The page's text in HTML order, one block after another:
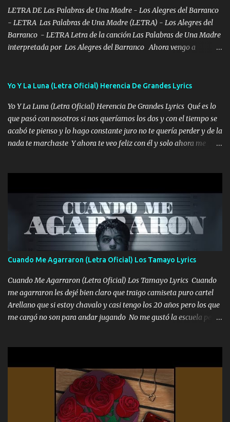
en corto me tiró a per...
LETRA DE Las Palabras de Una Madre - Los Alegres del Barranco
- LETRA Las Palabras de Una Madre (LETRA) - Los Alegres del
Barranco - LETRA Letra de la canción Las Palabras de Una Madre
interpretada por Los Alegres del Barranco Ahora vengo a
viento a su hijo y aunque ahora ya este con Dios el destino así lo
seguiré esperando hasta volvernos a vernos El recuerdo que yo
tengo de mi mente no se va, en mi corazón me llevo lo mismo que
tu papá, a veces me pongo triste porque no puedo mirarte, mas se
que tu me escuchas porque tu eres mi gran ángel, El desespero me
Yo Y La Luna (Letra Oficial) Herencia De Grandes Lyrics
Yo Y La Luna (Letra Oficial) Herencia De Grandes Lyrics Qué es lo
que pasó con nosotros si nos queríamos los dos y con el tiempo se
acabó te pienso y lo hago constante juro no te quería perder y de la
nada te marchaste Y ahora te veo feliz con él y solo ahora me
pero eso ya no va a pasar me perderé en la soledad Porque me
mirabas bonito si yo no fui el final feliz el final fue triste pa mí Y
duele no tenerte aquí sabiendo que moría por ti yo y la luna
cantamos y por ti nos embriagamos Quién sabe qué será de mí si
contigo fui muy feliz a lo mejor no lloró pero muy en el fondo te
adoro
Cuando Me Agarraron (Letra Oficial) Los Tamayo Lyrics
Cuando Me Agarraron (Letra Oficial) Los Tamayo Lyrics Cuando
me agarraron les dejé bien claro que traigo camiseta puro cartel
Arellano que si estoy chavalo y casi tengo los 20 años pero los que
me cargó no son para andar jugando No me gustó la escuela pero
Yo Soy El De Las Pacas Sobrino Del Brazo Armad0 Con mi Glock
fajado y mi R terciado me van a ver allá por TJ para un licenciado
mando un abrazo andamos al cien Choritas también Música
Ando en la colonia bien acelerado traigo un M2 que nunca me ha
fallado para mi compadre mandó un fuerte abrazo también al